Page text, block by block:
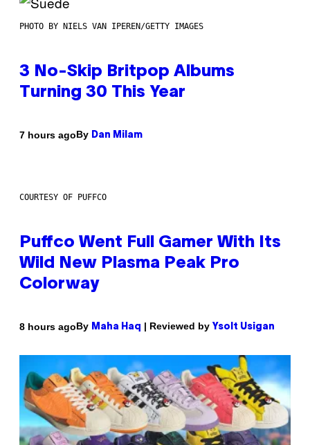
PHOTO BY NIELS VAN IPEREN/GETTY IMAGES
3 No-Skip Britpop Albums
Turning 30 This Year
7 hours agoBy Dan Milam
COURTESY OF PUFFCO
Puffco Went Full Gamer With Its
Wild New Plasma Peak Pro
Colorway
8 hours agoBy Maha Haq | Reviewed by Ysolt Usigan